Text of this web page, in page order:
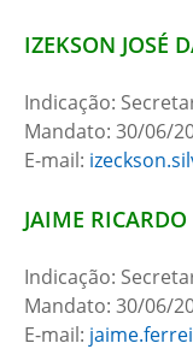
IZEKSON JOSÉ
Indicação:
Mandato: 30/06/
E-mail:
JAIME RICARDO
Indicação:
Mandato: 30/06/
E-mail: